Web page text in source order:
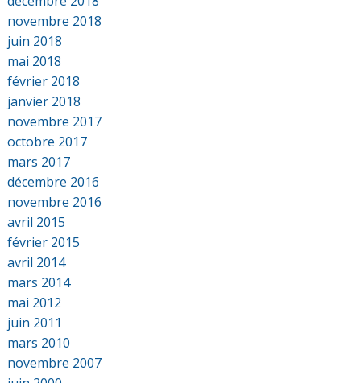
novembre 2018
juin 2018
mai 2018
février 2018
janvier 2018
novembre 2017
octobre 2017
mars 2017
décembre 2016
novembre 2016
avril 2015
février 2015
avril 2014
mars 2014
mai 2012
juin 2011
mars 2010
novembre 2007